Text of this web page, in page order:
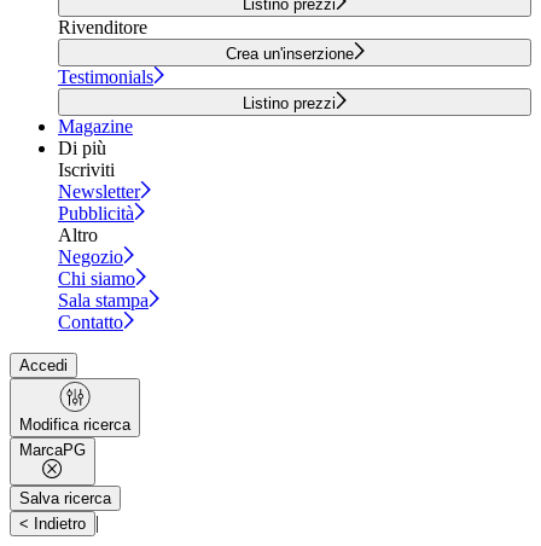
Listino prezzi
Rivenditore
Crea un'inserzione
Testimonials
Listino prezzi
Magazine
Di più
Iscriviti
Newsletter
Pubblicità
Altro
Negozio
Chi siamo
Sala stampa
Contatto
Accedi
Modifica ricerca
MarcaPG
Salva ricerca
< Indietro |